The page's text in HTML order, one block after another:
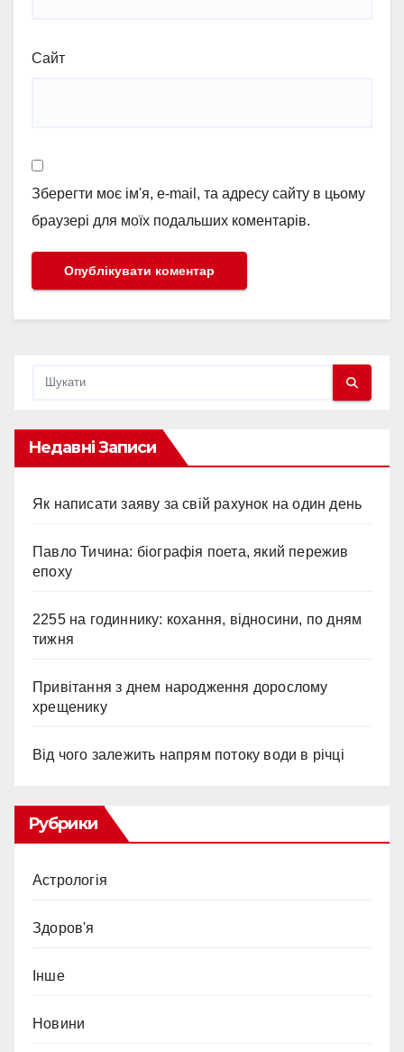
Сайт
Зберегти моє ім'я, e-mail, та адресу сайту в цьому
браузері для моїх подальших коментарів.
Недавні Записи
Як написати заяву за свій рахунок на один день
Павло Тичина: біографія поета, який пережив
епоху
2255 на годиннику: кохання, відносини, по дням
тижня
Привітання з днем народження дорослому
хрещенику
Від чого залежить напрям потоку води в річці
Рубрики
Астрологія
Здоров'я
Інше
Новини